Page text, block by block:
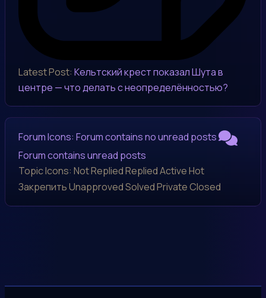
Latest Post: Кельтский крест показал Шута в
центре — что делать с неопределённостью?
Forum Icons: Forum contains no unread posts
Forum contains unread posts
Topic Icons: Not RepliedRepliedActiveHot
ЗакрепитьUnapprovedSolvedPrivateClosed